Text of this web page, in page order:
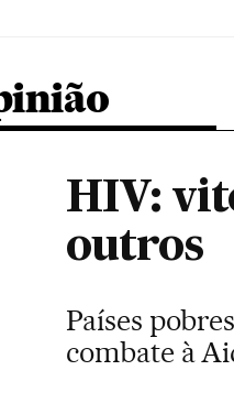
HIV:
outros
Países
combate à